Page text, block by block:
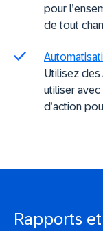
pour
de tout
Utilisez
utiliser
d’action
Rapports